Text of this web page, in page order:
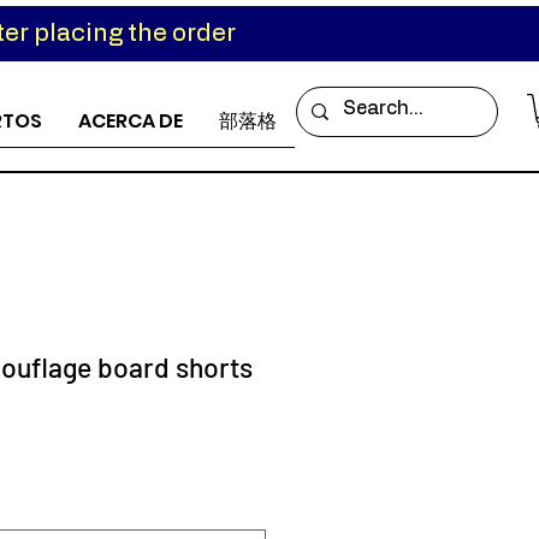
placing the order
ACERCA DE 部落格
board shorts